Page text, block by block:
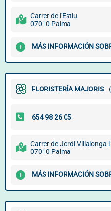
Carrer de l'Estiu
07010 Palma
MÁS INFORMACIÓN
FLORISTERÍA MAJORIS
Carrer de Jordi Villalonga i
07010 Palma
MÁS INFORMACIÓN